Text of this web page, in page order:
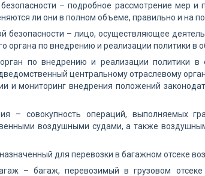
– подробное рассмотрение мер
ли они в полном объеме, правильно и на
безопасности – лицо, осуществляющее
органа по внедрению и реализации политики в
по внедрению и реализации политики
центральному отраслевому
и мониторинг внедрения положений
– совокупность операций, выполняемых
воздушными судами, а также
для перевозки в багажном отсеке
– багаж, перевозимый в грузовом